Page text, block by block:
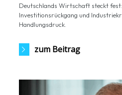
Deutschlands Wirtschaft steckt fest:
Investitionsrückgang und
Handlungsdruck.
zum Beitrag